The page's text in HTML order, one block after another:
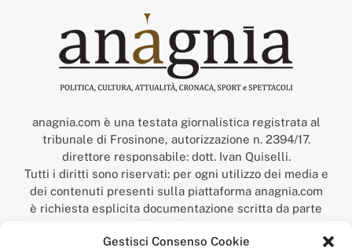
Gestisci Consenso Cookie
anagnia.com è una testata giornalistica registrata al
tribunale di Frosinone, autorizzazione n. 2394/17.
direttore responsabile: dott. Ivan Quiselli.
Tutti i diritti sono riservati: per ogni utilizzo dei media e
dei contenuti presenti sulla piattaforma anagnia.com
è richiesta esplicita documentazione scritta da parte
della redazione.
“Anagnia” è un marchio registrato presso l’Ufficio Italiano